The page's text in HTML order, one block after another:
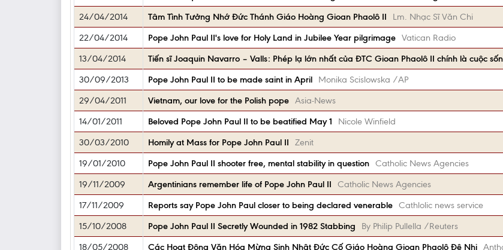
24/04/2014
Tâm Tình Tưởng Nhớ Đức Thánh Giáo Hoàng Gioan Phaolô II
Lm. Nhạc Sĩ Văn Chi
22/04/2014
Pope John Paul II's love for Holy Land in Jubilee Year pilgrimage Vatican Radio
13/04/2014
Tiến sĩ Joaquin Navarro – Valls: Phép lạ lớn nhất của ĐTC Gioan Phaolô II chính là cuộc
30/09/2013
Pope John Paul II to be made saint in April
Monika Scislowska /AP
29/04/2011
Vietnam, our love for the Polish pope Asia-News
14/01/2011
Beloved Pope John Paul II to be beatified May 1
Nicole Winfield
30/03/2010
Homily at Mass for Pope John Paul II
Zenit
19/01/2010
Pope John Paul II shooter free, mental stability in question Catholic News Agencies
19/11/2009
Argentinians remember life of Pope John Paul II
Catholic News Agencies
17/11/2009
Reports say Pope John Paul closer to being declared venerable Cathlolic news service
15/10/2008
Pope John Paul II Secretly Wounded in 1982 Stabbing
By Philip Pullella /Reuters
18/05/2008
Các Hoạt Động Văn Hóa Mừng Sinh Nhật Đức Cố Giáo Hoàng Gioan Phaolô Đệ Nhị